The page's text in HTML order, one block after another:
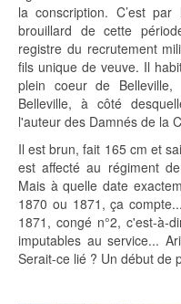
la conscription. C’est
brouillard de cette
registre du recrutement
fils unique de veuve. Il
plein coeur de
Belleville, à côté
l'auteur des Damnés de la
Il est brun, fait 165 cm et
est affecté au régiment
Mais à quelle date
1870 ou 1871, ça
1871, congé n°2, c'est-à-
imputables au service...
Serait-ce lié ? Un début de